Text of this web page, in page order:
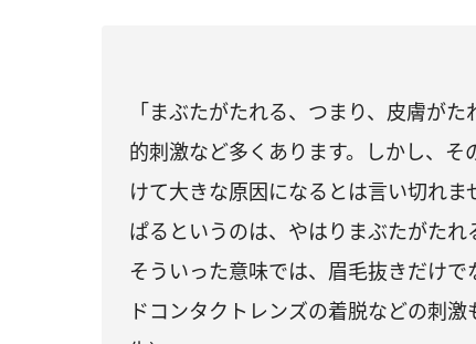
「まぶたがたれる、つまり、皮膚が
的刺激など多くあります。しかし、
けて大きな原因になるとは言い切れ
ぱるというのは、やはりまぶたがたれ
そういった意味では、眉毛抜きだけ
ドコンタクトレンズの着脱などの刺